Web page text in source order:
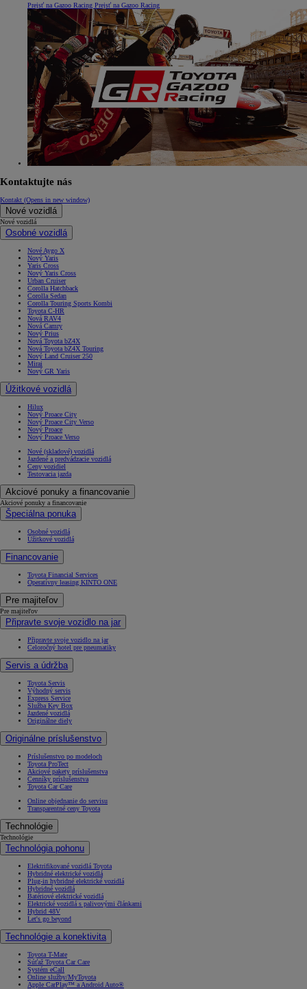
Prejsť na Gazoo Racing Prejsť na Gazoo Racing
Kontaktujte nás
Kontakt (Opens in new window)
Nové vozidlá
Nové vozidlá
Osobné vozidlá
Nové Aygo X
Nový Yaris
Yaris Cross
Nový Yaris Cross
Urban Cruiser
Corolla Hatchback
Corolla Sedan
Corolla Touring Sports Kombi
Toyota C-HR
Nová RAV4
Nová Camry
Nový Prius
Nová Toyota bZ4X
Nová Toyota bZ4X Touring
Nový Land Cruiser 250
Mirai
Nový GR Yaris
Úžitkové vozidlá
Hilux
Nový Proace City
Nový Proace City Verso
Nový Proace
Nový Proace Verso
Nové (skladové) vozidlá
Jazdené a predvádzacie vozidlá
Ceny vozidiel
Testovacia jazda
Akciové ponuky a financovanie
Akciové ponuky a financovanie
Špeciálna ponuka
Osobné vozidlá
Úžitkové vozidlá
Financovanie
Toyota Financial Services
Operatívny leasing KINTO ONE
Pre majiteľov
Pre majiteľov
Připravte svoje vozidlo na jar
Připravte svoje vozidlo na jar
Celoročný hotel pre pneumatiky
Servis a údržba
Toyota Servis
Výhodný servis
Express Service
Služba Key Box
Jazdené vozidlá
Originálne diely
Originálne príslušenstvo
Príslušenstvo po modeloch
Toyota ProTect
Akciové pakety príslušenstva
Cenníky príslušenstva
Toyota Car Care
Online objednanie do servisu
Transparentné ceny Toyota
Technológie
Technológie
Technológia pohonu
Elektrifikované vozidlá Toyota
Hybridné elektrické vozidlá
Plug-in hybridné elektrické vozidlá
Hybridné vozidlá
Batériové elektrické vozidlá
Elektrické vozidlá s palivovými článkami
Hybrid 48V
Let's go beyond
Technológie a konektivita
Toyota T-Mate
Súťaž Toyota Car Care
Systém eCall
Online služby/MyToyota
Apple CarPlay™ a Android Auto®